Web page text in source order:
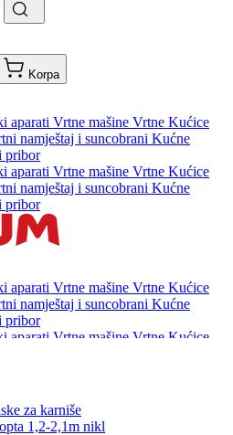
Korpa
aparati Vrtne mašine Vrtne Kućice
namještaj i suncobrani Kućne
pribor
aparati Vrtne mašine Vrtne Kućice
namještaj i suncobrani Kućne
pribor
aparati Vrtne mašine Vrtne Kućice
namještaj i suncobrani Kućne
pribor
aparati Vrtne mašine Vrtne Kućice
za karniše
1,2-2,1m nikl